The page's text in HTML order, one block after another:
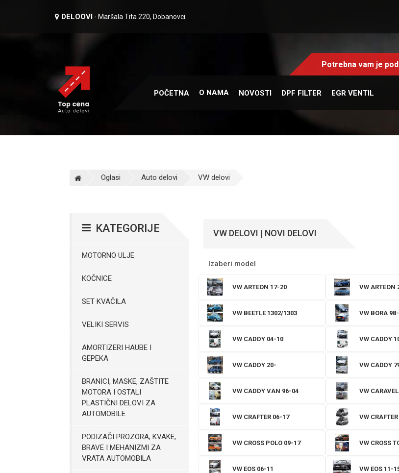
DELOOVI - Maršala Tita 220, Dobanovci
Potrebna vam je
POČETNA O NAMA NOVOSTI DPF FILTER EGR VENTIL
Oglasi Auto delovi VW delovi
KATEGORIJE
MOTORNO ULJE
KOČNICE
SET KVAČILA
VELIKI SERVIS
AMORTIZERI HAUBE I
GEPEKA
BRANICI, MASKE, ZAŠTITE
MOTORA I OSTALI
PLASTIČNI DELOVI ZA
AUTOMOBILE
PODIZAČI PROZORA, KVAKE,
BRAVE I MEHANIZMI ZA
VRATA AUTOMOBILA
VW DELOVI | NOVI DELOVI
Izaberi model
VW ARTEON 17-20 VW ARTEON
VW BEETLE 1302/1303 VW BORA
VW CADDY 04-10 VW CADDY
VW CADDY 20- VW CADDY
VW CADDY VAN 96-04 VW
VW CRAFTER 06-17 VW
VW CROSS POLO 09-17 VW CROSS
VW EOS 06-11 VW EOS 11-